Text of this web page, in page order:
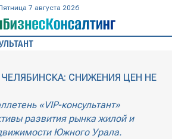
7 августа 2026
СНИЖЕНИЯ ЦЕН НЕ
«VIP-консультант»
развития рынка жилой и
Южного Урала.